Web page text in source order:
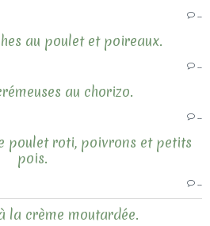
au poulet et poireaux.
au chorizo.
poulet roti, poivrons et petits
pois.
la crème moutardée.